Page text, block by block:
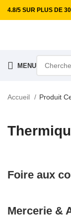
4.8/5 SUR PLUS DE
MENU
Accueil Produit
Foire aux
Mercerie &